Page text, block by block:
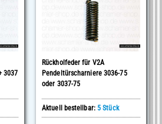
3037
Rückholfeder für V2A
Pendeltürscharniere 3036-75
oder 3037-75
Aktuell bestellbar: 5 Stück